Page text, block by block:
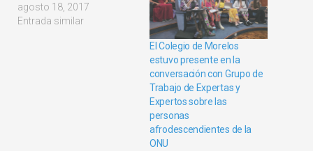
agosto 18, 2017
Entrada similar
El Colegio de Morelos
estuvo presente en la
conversación con Grupo de
Trabajo de Expertas y
Expertos sobre las
personas
afrodescendientes de la
ONU